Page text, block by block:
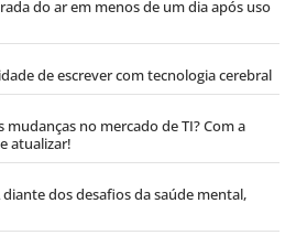
do ar em menos de um dia após uso
de escrever com tecnologia cerebral
no mercado de TI? Com a
atualizar!
dos desafios da saúde mental,